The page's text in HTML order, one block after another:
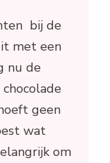
bij de
met een
nu de
geen
wat
om